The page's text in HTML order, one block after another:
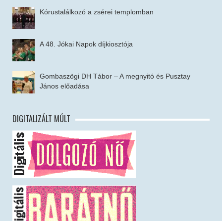
Kórustalálkozó a zsérei templomban
A 48. Jókai Napok díjkiosztója
Gombaszögi DH Tábor – A megnyitó és Pusztay
János előadása
DIGITALIZÁLT MÚLT